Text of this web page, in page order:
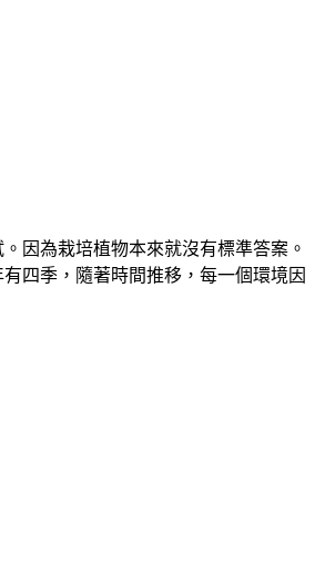
因為栽培植物本來就沒有標準答案。
四季，隨著時間推移，每一個環境因